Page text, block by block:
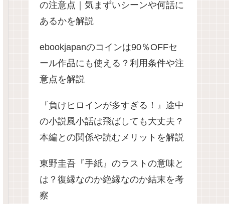
の注意点｜気まずいシーンや何話に
あるかを解説
ebookjapanのコインは90％OFFセ
ール作品にも使える？利用条件や注
意点を解説
『負けヒロインが多すぎる！』途中
の小説風小話は飛ばしても大丈夫？
本編との関係や読むメリットを解説
東野圭吾『手紙』のラストの意味と
は？復縁なのか絶縁なのか結末を考
察